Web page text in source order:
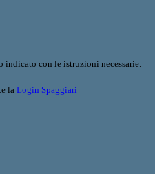
con le istruzioni necessarie.
la Login Spaggiari